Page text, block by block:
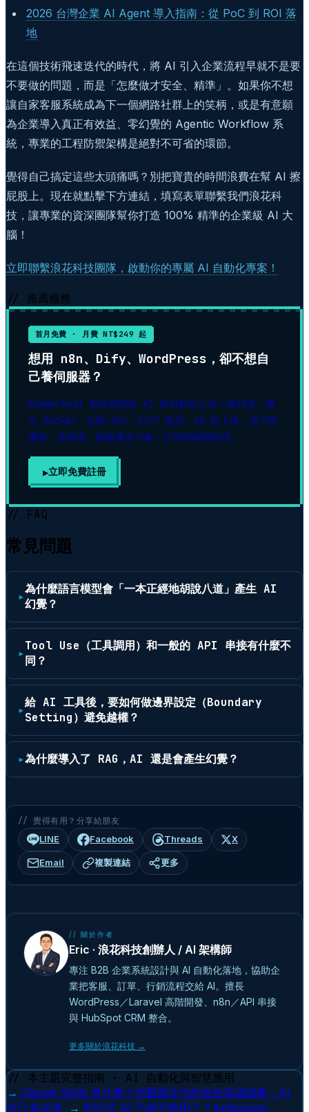
2026 台灣企業 AI Agent 導入指南：從 PoC 到 ROI 落
地
在這個技術飛速迭代的時代，將 AI 引入企業流程早就不是要
不要做的問題，而是「怎麼做才安全、精準」。如果你不想
讓自家客服系統成為下一個網路社群上的笑柄，或是有意願
為企業導入真正有效益、零幻覺的 Agentic Workflow 系
統，專業的工程防禦架構是絕對不可省的環節。
覺得自己搞定這些太頭痛嗎？別把寶貴的時間浪費在幫 AI 擦
屁股上。現在就點擊下方連結，填寫表單聯繫我們浪花科
技，讓專業的資深團隊幫你打造 100% 精準的企業級 AI 大
腦！
立即聯繫浪花科技團隊，啟動你的專屬 AI 自動化專案！
// 推薦服務
首月免費 · 月費 NT$249 起
想用 n8n、Dify、WordPress，卻不想自
己養伺服器？
RoamerHost 幫你把開源 AI 與自動化工具一鍵代管：獨
立 Docker、自動 SSL、24/7 監控，60 秒上線。省下租
機器、裝環境、顧維運的力氣，訂閱就能開始用。
立即免費註冊
// FAQ
常見問題
為什麼語言模型會「一本正經地胡說八道」產生 AI
幻覺？
Tool Use（工具調用）和一般的 API 串接有什麼不
同？
給 AI 工具後，要如何做邊界設定（Boundary
Setting）避免越權？
為什麼導入了 RAG，AI 還是會產生幻覺？
// 覺得有用？分享給朋友
LINE Facebook Threads X
Email 複製連結 更多
// 關於作者
Eric · 浪花科技創辦人 / AI 架構師
專注 B2B 企業系統設計與 AI 自動化落地，協助企
業把客服、訂單、行銷流程交給 AI。擅長
WordPress／Laravel 高階開發、n8n／API 串接
與 HubSpot CRM 整合。
更多關於浪花科技 →
// 本主題完整指南 · AI 自動化與智慧應用
→ Claude Skills 是什麼？把重複交代的規矩寫成檔案，AI
自己會去讀
→ 對話式 AI 已經不夠用了？Antigravity、